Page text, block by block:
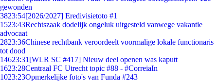
gewonden
3823:54[2026/2027] Eredivisietoto #1
1523:43Rechtszaak dodelijk ongeluk uitgesteld vanwege vakantie
advocaat
2823:36Chinese rechtbank veroordeelt voormalige lokale functionaris
tot dood
14623:31 [WLR SC #417] Nieuw deel openen was kaputt
1623:28Centraal FC Utrecht topic #88 - #CorreiaIn
1023:23Opmerkelijke foto's van Funda #243